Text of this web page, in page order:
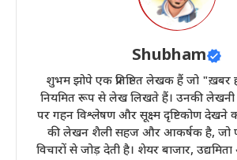
Shubham
शुभम झोपे एक प्रतिष्ठित लेखक हैं जो
नियमित रूप से लेख लिखते हैं। उनकी लेखनी
पर गहन विश्लेषण और सूक्ष्म दृष्टिकोण देखने
की लेखन शैली सहज और आकर्षक है, जो
विचारों से जोड़ देती है। शेयर बाजार,